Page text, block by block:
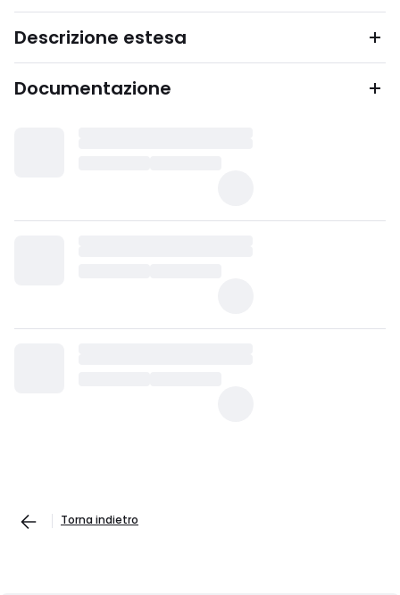
Descrizione estesa
Documentazione
Torna indietro